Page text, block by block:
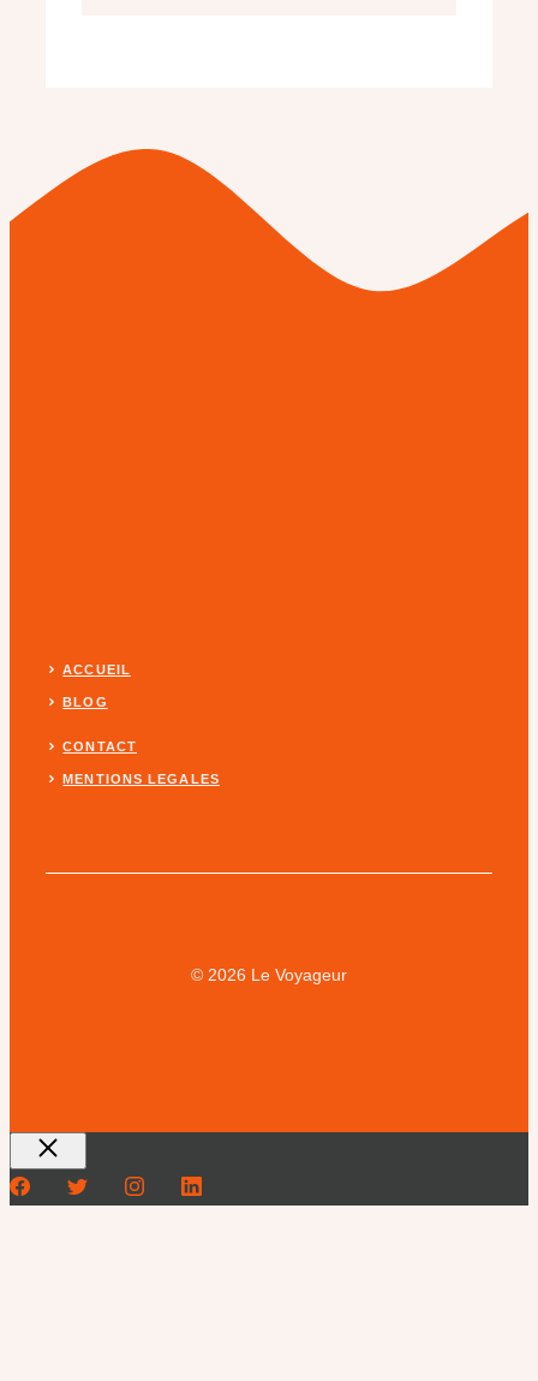
ACCUEIL
BLOG
CONTACT
MENTIONS LEGALES
© 2026 Le Voyageur
Fermer